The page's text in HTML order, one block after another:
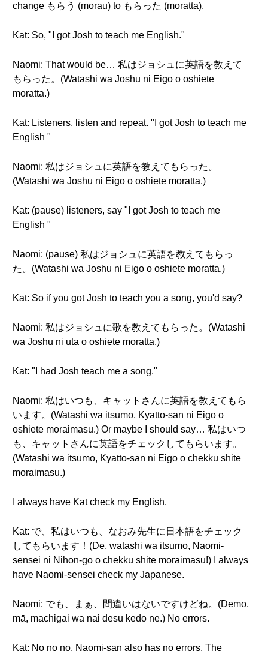
change もらう (morau) to もらった (moratta).
Kat: So, "I got Josh to teach me English."
Naomi: That would be… 私はジョシュに英語を教えて
もらった。(Watashi wa Joshu ni Eigo o oshiete
moratta.)
Kat: Listeners, listen and repeat. "I got Josh to teach me
English "
Naomi: 私はジョシュに英語を教えてもらった。
(Watashi wa Joshu ni Eigo o oshiete moratta.)
Kat: (pause) listeners, say "I got Josh to teach me
English "
Naomi: (pause) 私はジョシュに英語を教えてもらっ
た。(Watashi wa Joshu ni Eigo o oshiete moratta.)
Kat: So if you got Josh to teach you a song, you'd say?
Naomi: 私はジョシュに歌を教えてもらった。(Watashi
wa Joshu ni uta o oshiete moratta.)
Kat: "I had Josh teach me a song."
Naomi: 私はいつも、キャットさんに英語を教えてもら
います。(Watashi wa itsumo, Kyatto-san ni Eigo o
oshiete moraimasu.) Or maybe I should say… 私はいつ
も、キャットさんに英語をチェックしてもらいます。
(Watashi wa itsumo, Kyatto-san ni Eigo o chekku shite
moraimasu.)
I always have Kat check my English.
Kat: で、私はいつも、なおみ先生に日本語をチェック
してもらいます！(De, watashi wa itsumo, Naomi-
sensei ni Nihon-go o chekku shite moraimasu!) I always
have Naomi-sensei check my Japanese.
Naomi: でも、まぁ、間違いはないですけどね。(Demo,
mā, machigai wa nai desu kedo ne.) No errors.
Kat: No no no. Naomi-san also has no errors. The